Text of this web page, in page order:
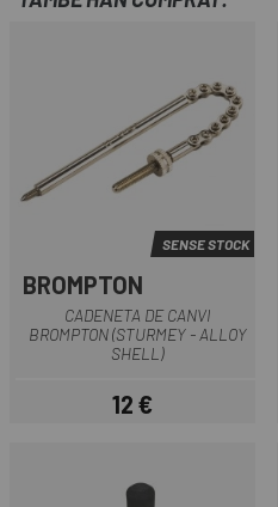
SENSE STOCK
BROMPTON
CADENETA DE CANVI
BROMPTON (STURMEY - ALLOY
SHELL)
Preu
12 €